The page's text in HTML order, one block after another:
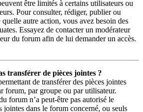
être limités à certains utilisateurs ou
Pour consulter, rédiger, publier ou
quelle autre action, vous avez besoin des
Essayez de contacter un modérateur
du forum afin de lui demander un accès.
transférer de pièces jointes ?
de transférer des pièces jointes
forum, par groupe ou par utilisateur.
forum n’a peut-être pas autorisé le
jointes dans le forum concerné, ou seuls